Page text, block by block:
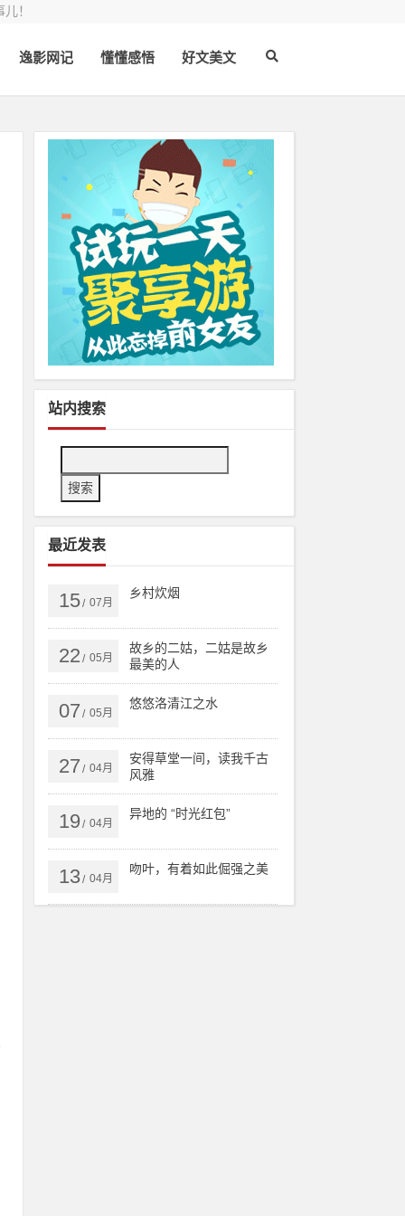
！
逸影网记 懂懂感悟 好文美文
站内搜索
最近发表
15/ 07月
乡村炊烟
22 / 05月
故乡的二姑，二姑是故乡
最美的人
07 / 05月
悠悠洛清江之水
27 / 04月
安得草堂一间，读我千古
风雅
19/ 04月
异地的 “时光红包”
13/ 04月
吻叶，有着如此倔强之美